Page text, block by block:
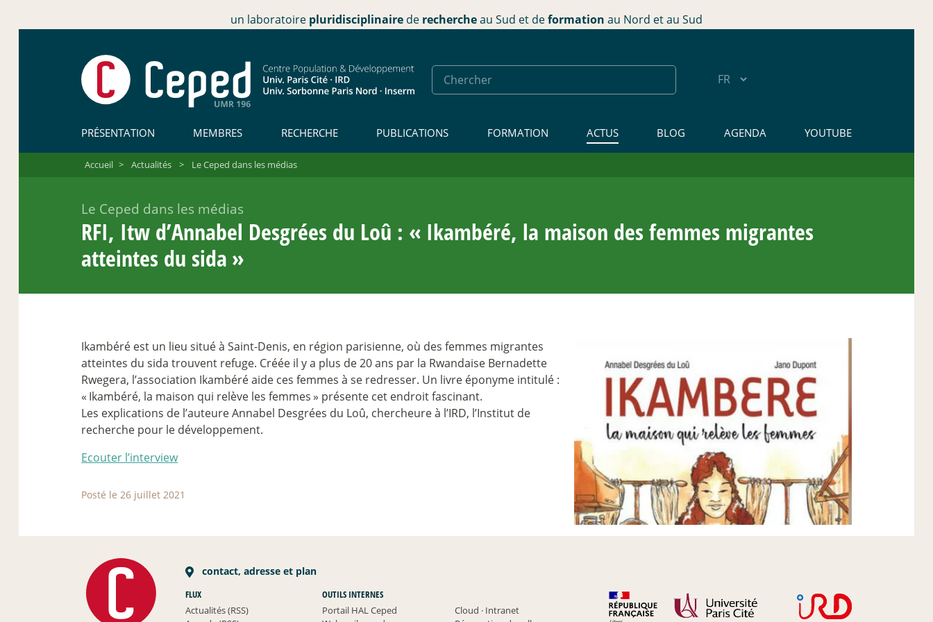
un laboratoire pluridisciplinaire de rechercheau Sud et deformation au Nord et au Sud
PRÉSENTATION MEMBRES RECHERCHE PUBLICATIONS FORMATION ACTUS BLOG AGENDA YOUTUBE
Accueil > Actualités > Le Ceped dans les médias
Le Ceped dans les médias
RFI, Itw d’Annabel Desgrées du Loû : « Ikambéré, la maison des femmes migrantes
atteintes du sida »
Ikambéré est un lieu situé à Saint-Denis, en région parisienne, où des femmes migrantes
atteintes du sida trouvent refuge. Créée il y a plus de 20 ans par la Rwandaise Bernadette
Rwegera, l’association Ikambéré aide ces femmes à se redresser. Un livre éponyme intitulé :
« Ikambéré, la maison qui relève les femmes» présente cet endroit fascinant.
Les explications de l’auteure Annabel Desgrées du Loû, chercheure à l’IRD, l’Institut de
recherche pour le développement.
Ecouter l’interview
Posté le 26 juillet 2021
contact, adresse et plan
FLUX
Actualités (RSS)
OUTILS INTERNES
Portail HAL Ceped
Cloud · Intranet